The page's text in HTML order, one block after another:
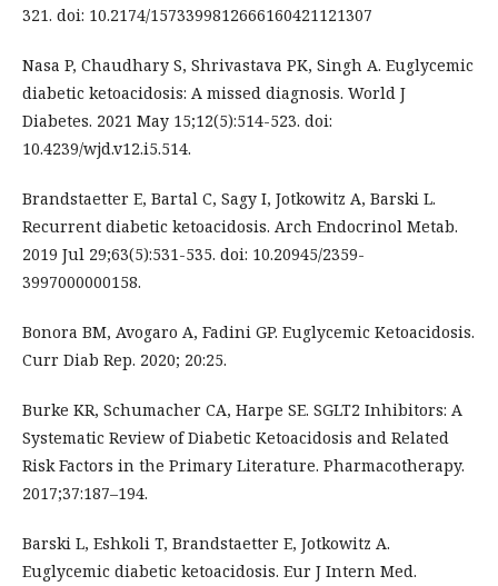
321. doi: 10.2174/1573399812666160421121307
Nasa P, Chaudhary S, Shrivastava PK, Singh A. Euglycemic
diabetic ketoacidosis: A missed diagnosis. World J
Diabetes. 2021 May 15;12(5):514-523. doi:
10.4239/wjd.v12.i5.514.
Brandstaetter E, Bartal C, Sagy I, Jotkowitz A, Barski L.
Recurrent diabetic ketoacidosis. Arch Endocrinol Metab.
2019 Jul 29;63(5):531-535. doi: 10.20945/2359-
3997000000158.
Bonora BM, Avogaro A, Fadini GP. Euglycemic Ketoacidosis.
Curr Diab Rep. 2020; 20:25.
Burke KR, Schumacher CA, Harpe SE. SGLT2 Inhibitors: A
Systematic Review of Diabetic Ketoacidosis and Related
Risk Factors in the Primary Literature. Pharmacotherapy.
2017;37:187–194.
Barski L, Eshkoli T, Brandstaetter E, Jotkowitz A.
Euglycemic diabetic ketoacidosis. Eur J Intern Med.